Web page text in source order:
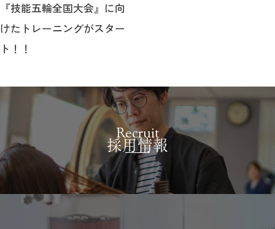
『技能五輪全国大会』に向
けたトレーニングがスター
ト！！
Recruit
採用情報